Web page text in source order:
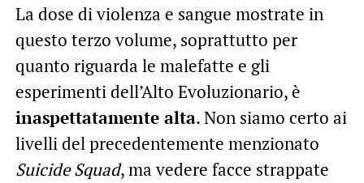
La dose di violenza e sangue mostrate in
questo terzo volume, soprattutto per
quanto riguarda le malefatte e gli
esperimenti dell’Alto Evoluzionario, è
inaspettatamente alta. Non siamo certo ai
livelli del precedentemente menzionato
Suicide Squad, ma vedere facce strappate